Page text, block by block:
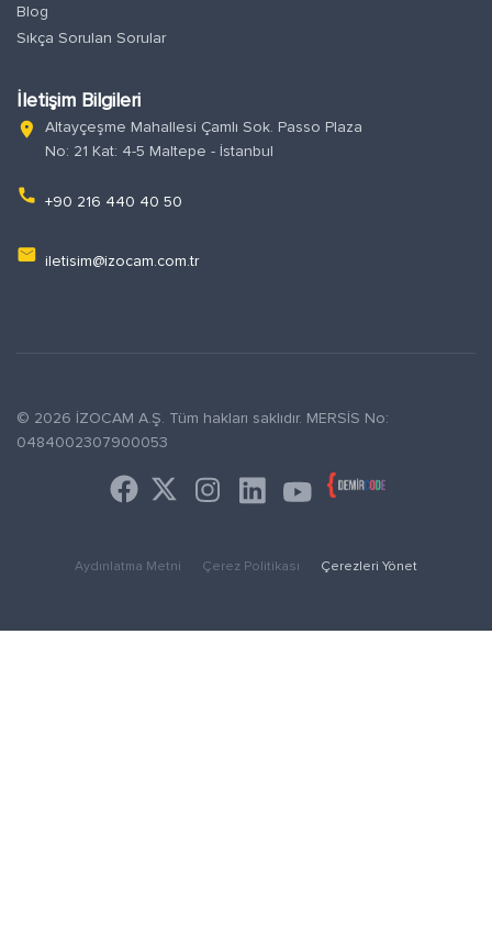
Blog
Sıkça Sorulan Sorular
İletişim Bilgileri
location_on
Altayçeşme Mahallesi Çamlı Sok. Passo Plaza
No: 21 Kat: 4-5 Maltepe - İstanbul
phone +90 216 440 40 50
email iletisim@izocam.com.tr
© 2026 İZOCAM A.Ş. Tüm hakları saklıdır. MERSİS No:
0484002307900053
Aydınlatma Metni Çerez Politikası Çerezleri Yönet